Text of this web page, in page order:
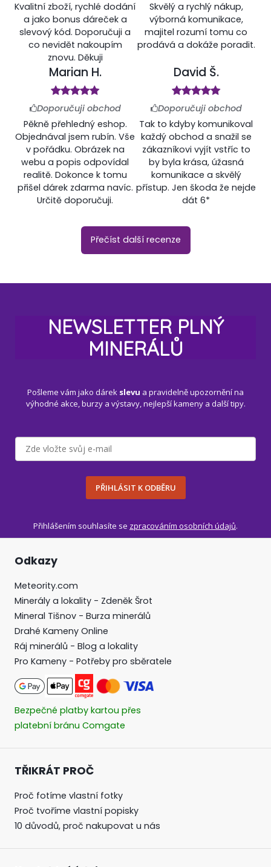
Kvalitní zboží, rychlé dodání
a jako bonus dáreček a
slevový kód. Doporučuji a
co nevidět nakoupím
znovu. Děkuji
Skvělý a rychlý nákup,
výborná komunikace,
majitel rozumí tomu co
prodává a dokáže poradit.
Marian H.
Doporučuji obchod
Pěkně přehledný eshop.
Objednával jsem rubín. Vše
v pořádku. Obrázek na
webu a popis odpovídal
realitě. Dokonce k tomu
přišel dárek zdarma navíc.
Určitě doporučuji.
David Š.
Doporučuji obchod
Tak to kdyby komunikoval
každý obchod a snažil se
zákazníkovi vyjít vstříc to
by byla krása, úžasná
komunikace a skvělý
přístup. Jen škoda že nejde
dát 6*
Přečíst další recenze
NEWSLETTER PLNÝ
MINERÁLŮ
Pošleme vám jako dárek slevu a pravidelně upozornění na
výhodné akce, burzy a výstavy, nejlepší kameny a další tipy.
PŘIHLÁSIT K ODBĚRU
Přihlášením souhlasíte se zpracováním osobních údajů.
Odkazy
Meteority.com
Minerály a lokality - Zdeněk Šrot
Mineral Tišnov - Burza minerálů
Drahé Kameny Online
Ráj minerálů - Blog a lokality
Pro Kameny - Potřeby pro sběratele
Bezpečné platby kartou přes
platební bránu Comgate
TŘIKRÁT PROČ
Proč fotíme vlastní fotky
Proč tvoříme vlastní popisky
10 důvodů, proč nakupovat u nás